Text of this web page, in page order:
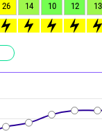
26 14 10 12
13
>55 >60 >55 >60